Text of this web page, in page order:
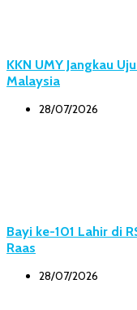
KKN UMY Jangkau
Malaysia
28/07/2026
Bayi ke-101 Lahir di
Raas
28/07/2026